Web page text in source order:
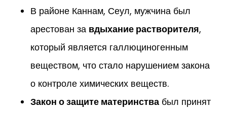
В районе Каннам, Сеул, мужчина был
арестован за вдыхание растворителя,
который является галлюциногенным
веществом, что стало нарушением закона
о контроле химических веществ.
Закон о защите материнства был принят